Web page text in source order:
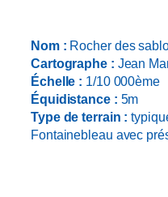
Nom : Rocher des
Cartographe : Jean
Échelle : 1/10 000ème
Équidistance : 5m
Type de terrain :
Fontainebleau avec